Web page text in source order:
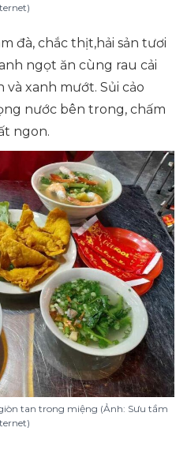
đà, chắc thịt,hải sản tươi
ngọt ăn cùng rau cải
xanh mướt. Sủi cảo
nước bên trong, chấm
ngon.
tan trong miệng (Ảnh: Sưu tầm